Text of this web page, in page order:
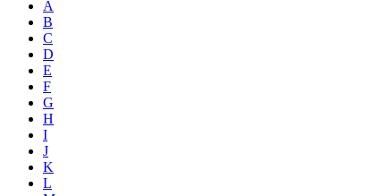
A
B
C
D
E
F
G
H
I
J
K
L